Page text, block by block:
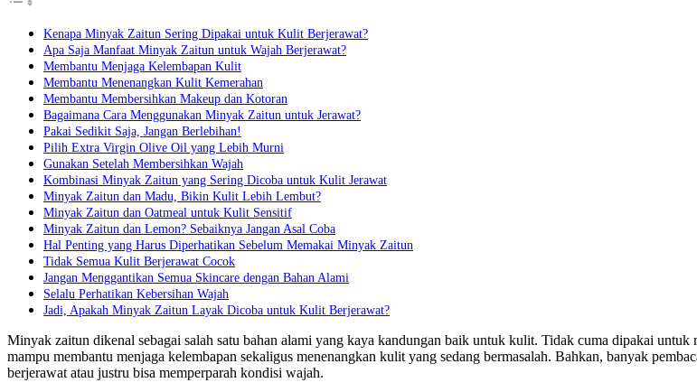
Kenapa Minyak Zaitun Sering Dipakai untuk Kulit Berjerawat?
Apa Saja Manfaat Minyak Zaitun untuk Wajah Berjerawat?
Membantu Menjaga Kelembapan Kulit
Membantu Menenangkan Kulit Kemerahan
Membantu Membersihkan Makeup dan Kotoran
Bagaimana Cara Menggunakan Minyak Zaitun untuk Jerawat?
Pakai Sedikit Saja, Jangan Berlebihan!
Pilih Extra Virgin Olive Oil yang Lebih Murni
Gunakan Setelah Membersihkan Wajah
Kombinasi Minyak Zaitun yang Sering Dicoba untuk Kulit Jerawat
Minyak Zaitun dan Madu, Bikin Kulit Lebih Lembut?
Minyak Zaitun dan Oatmeal untuk Kulit Sensitif
Minyak Zaitun dan Lemon? Sebaiknya Jangan Asal Coba
Hal Penting yang Harus Diperhatikan Sebelum Memakai Minyak Zaitun
Tidak Semua Kulit Berjerawat Cocok
Jangan Menggantikan Semua Skincare dengan Bahan Alami
Selalu Perhatikan Kebersihan Wajah
Jadi, Apakah Minyak Zaitun Layak Dicoba untuk Kulit Berjerawat?
Minyak zaitun dikenal sebagai salah satu bahan alami yang kaya kandungan baik untuk kulit. Tidak cuma dipakai
mampu membantu menjaga kelembapan sekaligus menenangkan kulit yang sedang bermasalah. Bahkan, banyak
berjerawat atau justru bisa memperparah kondisi wajah.